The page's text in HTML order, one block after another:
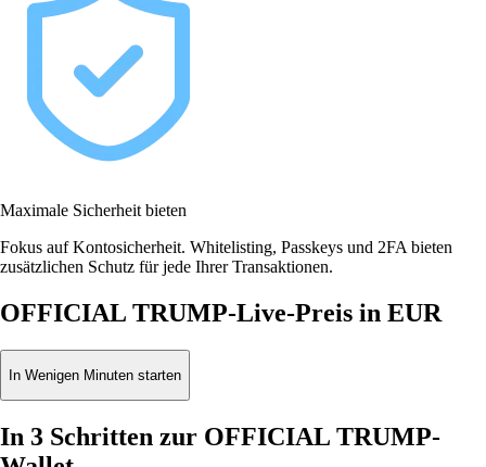
Maximale Sicherheit bieten
Fokus auf Kontosicherheit. Whitelisting, Passkeys und 2FA bieten
zusätzlichen Schutz für jede Ihrer Transaktionen.
OFFICIAL TRUMP-Live-Preis in EUR
In Wenigen Minuten starten
In 3 Schritten zur OFFICIAL TRUMP-